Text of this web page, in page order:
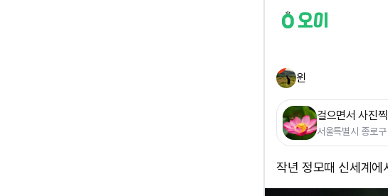
윈
걸으면서 사진
서울특별시 종로구
작년 정모때 신세계에